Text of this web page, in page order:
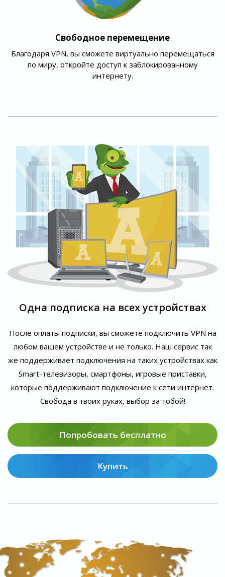
Свободное перемещение
Благодаря VPN, вы сможете виртуально перемещаться
по миру, откройте доступ к заблокированному
интернету.
Одна подписка на всех устройствах
После оплаты подписки, вы сможете подключить VPN на
любом вашем устройстве и не только. Наш сервис так
же поддерживает подключения на таких устройствах как
Smart-телевизоры, смартфоны, игровые приставки,
которые поддерживают подключение к сети интернет.
Свобода в твоих руках, выбор за тобой!
Попробовать бесплатно
Купить